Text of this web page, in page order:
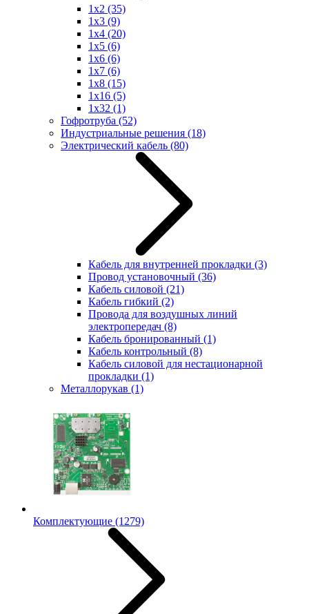
1x2 (35)
1x3 (9)
1x4 (20)
1x5 (6)
1x6 (6)
1x7 (6)
1x8 (15)
1x16 (5)
1x32 (1)
Гофротруба (52)
Индустриальные решения (18)
Электрический кабель (80)
Кабель для внутренней прокладки (3)
Провод установочный (36)
Кабель силовой (21)
Кабель гибкий (2)
Провода для воздушных линий
электропередач (8)
Кабель бронированный (1)
Кабель контрольный (8)
Кабель силовой для нестационарной
прокладки (1)
Металлорукав (1)
Комплектующие (1279)